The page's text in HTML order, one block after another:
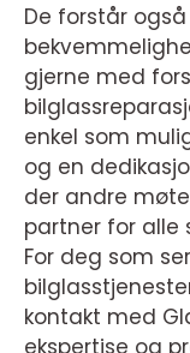
De forstår
gjerne med
enkel som
og en
der andre
partner for alle
For deg som
kontakt med
ekspertise og